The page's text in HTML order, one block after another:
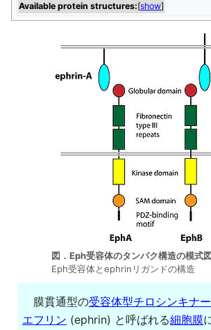
[show]
Available protein structures:
図．Eph受容体のタンパク構造の模式図
Eph受容体とephrinリガンドの構造
膜貫通型の受容体型チロシンキナ
エフリン (ephrin) と呼ばれる細胞膜